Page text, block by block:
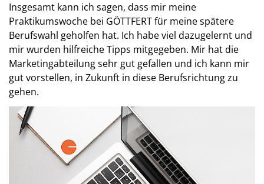
Insgesamt kann ich sagen, dass mir meine
Praktikumswoche bei GÖTTFERT für meine spätere
Berufswahl geholfen hat. Ich habe viel dazugelernt und
mir wurden hilfreiche Tipps mitgegeben. Mir hat die
Marketingabteilung sehr gut gefallen und ich kann mir
gut vorstellen, in Zukunft in diese Berufsrichtung zu
gehen.